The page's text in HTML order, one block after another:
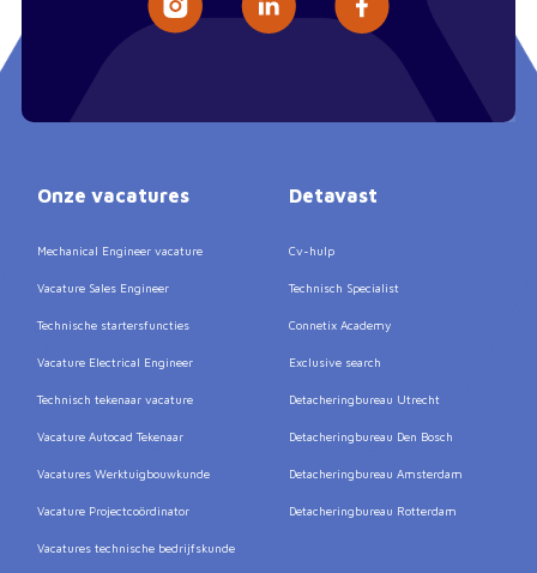
Onze vacatures
Mechanical Engineer vacature
Vacature Sales Engineer
Technische startersfuncties
Vacature Electrical Engineer
Technisch tekenaar vacature
Vacature Autocad Tekenaar
Vacatures Werktuigbouwkunde
Vacature Projectcoördinator
Vacatures technische bedrijfskunde
Detavast
Cv-hulp
Technisch Specialist
Connetix Academy
Exclusive search
Detacheringbureau Utrecht
Detacheringbureau Den Bosch
Detacheringbureau Amsterdam
Detacheringbureau Rotterdam